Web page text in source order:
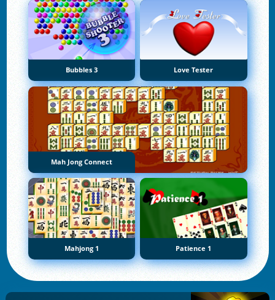
Bubbles 3 Love Tester
Mah Jong Connect
Mahjong 1 Patience 1